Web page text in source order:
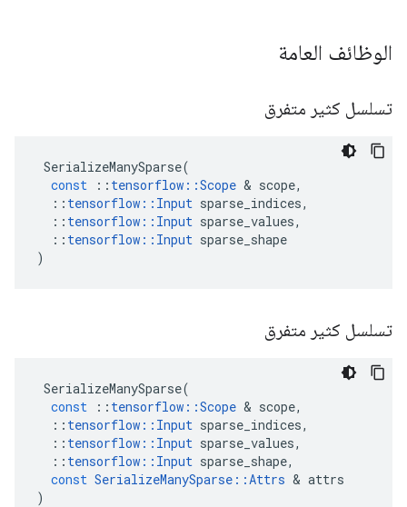
الوظائف العامة
تسلسل كثير متفرق
SerializeManySparse(
const
:: tensorflow ::Scope & scope,
:: tensorflow :: Input sparse_indices,
:: tensorflow :: Input sparse_values,
:: tensorflow :: Input sparse_shape
)
تسلسل كثير متفرق
SerializeManySparse(
const
:: tensorflow ::Scope & scope,
:: tensorflow :: Input sparse_indices,
:: tensorflow :: Input sparse_values,
:: tensorflow :: Input sparse_shape,
const SerializeManySparse ::Attrs & attrs
)